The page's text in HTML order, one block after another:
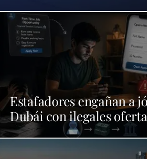
Estafadores engañan a
Dubái con ilegales